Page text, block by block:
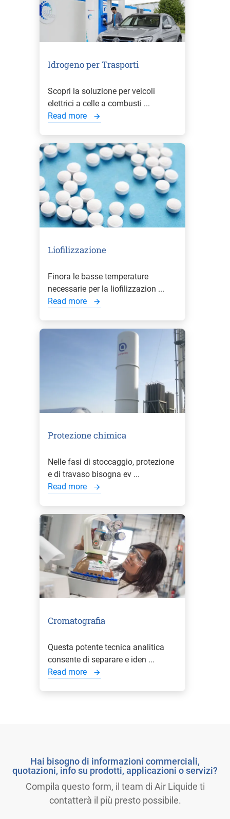
Idrogeno per Trasporti
Scopri la soluzione per veicoli
elettrici a celle a combusti ...
Read more
Liofilizzazione
Finora le basse temperature
necessarie per la liofilizzazion ...
Read more
Protezione chimica
Nelle fasi di stoccaggio, protezione
e di travaso bisogna ev ...
Read more
Cromatografia
Questa potente tecnica analitica
consente di separare e iden ...
Read more
Hai bisogno di informazioni commerciali,
quotazioni, info su prodotti, applicazioni o servizi?
Compila questo form, il team di Air Liquide ti
contatterà il più presto possibile.